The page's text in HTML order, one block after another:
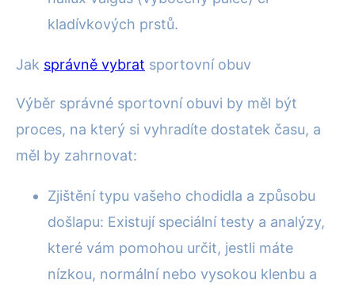
kladívkových prstů.
Jak správně vybrat sportovní obuv
Výběr správné sportovní obuvi by měl být
proces, na který si vyhradíte dostatek času, a
měl by zahrnovat:
Zjištění typu vašeho chodidla a způsobu
došlapu: Existují speciální testy a analýzy,
které vám pomohou určit, jestli máte
nízkou, normální nebo vysokou klenbu a